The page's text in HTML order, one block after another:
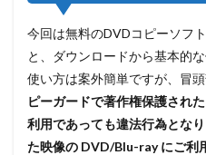
今回は無料のDVDコピーソフ
と、ダウンロードから基本的
使い方は案外簡単ですが、冒
ピーガードで著作権保護され
利用であっても違法行為とな
た映像の DVD/Blu-ray にご利